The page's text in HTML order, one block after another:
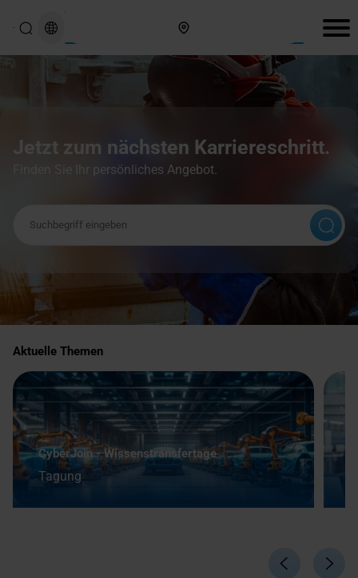
Jetzt zum nächsten Karriereschritt.
Finden Sie Ihr persönliches Angebot.
Aktuelle Themen
CyberJoin - Wissenstransfertage
Tagung